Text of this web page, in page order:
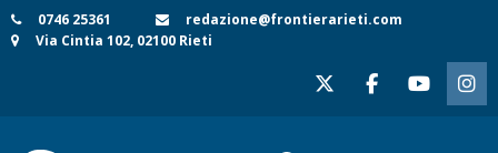
Skip
to
0746 25361
redazione@frontierarieti.com
Via Cintia 102, 02100 Rieti